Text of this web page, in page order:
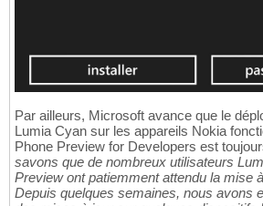
Par ailleurs, Microsoft avance que le
Lumia Cyan sur les appareils Nokia
Phone Preview for Developers est
savons que de nombreux utilisateurs
Preview ont patiemment attendu la mise
Depuis quelques semaines, nous avons